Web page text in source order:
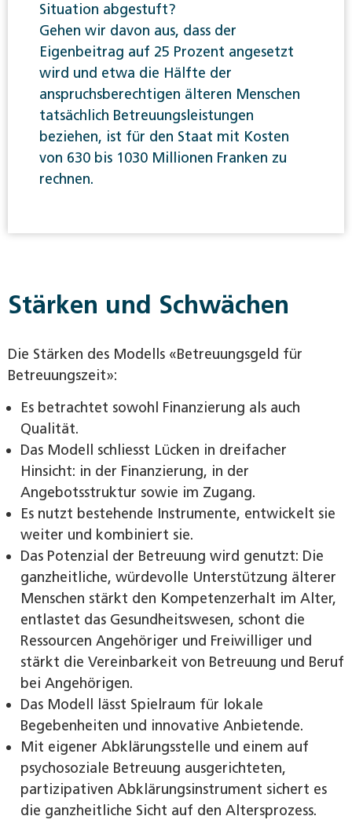
Situation abgestuft?
Gehen wir davon aus, dass der
Eigenbeitrag auf 25 Prozent angesetzt
wird und etwa die Hälfte der
anspruchsberechtigen älteren Menschen
tatsächlich Betreuungsleistungen
beziehen, ist für den Staat mit Kosten
von 630 bis 1030 Millionen Franken zu
rechnen.
Stärken und Schwächen
Die Stärken des Modells «Betreuungsgeld für
Betreuungszeit»:
Es betrachtet sowohl Finanzierung als auch
Qualität.
Das Modell schliesst Lücken in dreifacher
Hinsicht: in der Finanzierung, in der
Angebotsstruktur sowie im Zugang.
Es nutzt bestehende Instrumente, entwickelt sie
weiter und kombiniert sie.
Das Potenzial der Betreuung wird genutzt: Die
ganzheitliche, würdevolle Unterstützung älterer
Menschen stärkt den Kompetenzerhalt im Alter,
entlastet das Gesundheitswesen, schont die
Ressourcen Angehöriger und Freiwilliger und
stärkt die Vereinbarkeit von Betreuung und Beruf
bei Angehörigen.
Das Modell lässt Spielraum für lokale
Begebenheiten und innovative Anbietende.
Mit eigener Abklärungsstelle und einem auf
psychosoziale Betreuung ausgerichteten,
partizipativen Abklärungsinstrument sichert es
die ganzheitliche Sicht auf den Altersprozess.